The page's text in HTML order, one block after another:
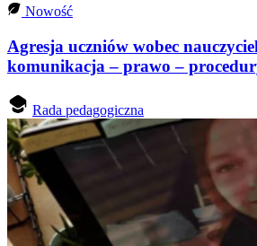
Nowość
Agresja uczniów wobec
komunikacja – prawo –
Rada pedagogiczna